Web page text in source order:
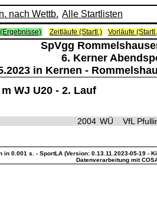
nach Wettb. Alle Startlisten
Zeitläufe (Startl.) Vorläufe
SpVgg
6. Kerner
in Kernen -
WJ U20 - 2. Lauf
2004 WÜ VfL
in 0.001 s. - SportLA (Version: 0.13.11.2023-05-19 -
Datenverarbeitung mit